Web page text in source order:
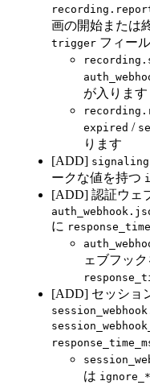
画の開始または
trigger フィー
が入ります
expired /
ります
[ADD]
ークな値を持つ
[ADD] 認証ウェ
に
ェブフック
[ADD] セッショ
は